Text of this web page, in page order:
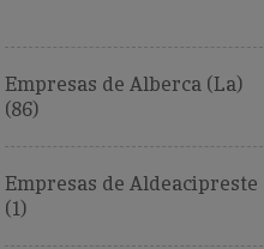
Empresas de Alberca (La)
(86)
Empresas de Aldeacipreste
(1)